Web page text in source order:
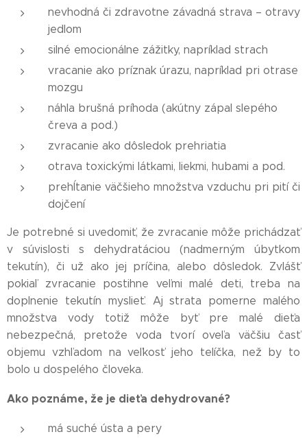
nevhodná či zdravotne závadná strava – otravy
jedlom
silné emocionálne zážitky, napríklad strach
vracanie ako príznak úrazu, napríklad pri otrase
mozgu
náhla brušná príhoda (akútny zápal slepého
čreva a pod.)
zvracanie ako dôsledok prehriatia
otrava toxickými látkami, liekmi, hubami a pod.
prehĺtanie väčšieho množstva vzduchu pri pití či
dojčení
Je potrebné si uvedomiť, že zvracanie môže prichádzať
v súvislosti s dehydratáciou (nadmerným úbytkom
tekutín), či už ako jej príčina, alebo dôsledok. Zvlášť
pokiaľ zvracanie postihne veľmi malé deti, treba na
doplnenie tekutín myslieť. Aj strata pomerne malého
množstva vody totiž môže byť pre malé dieťa
nebezpečná, pretože voda tvorí oveľa väčšiu časť
objemu vzhľadom na veľkosť jeho telíčka, než by to
bolo u dospelého človeka.
Ako poznáme, že je dieťa dehydrované?
má suché ústa a pery